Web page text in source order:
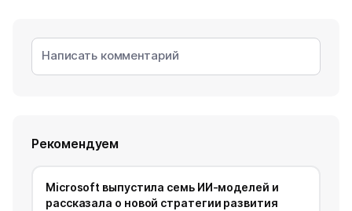
Рекомендуем
Microsoft выпустила семь ИИ-моделей и
рассказала о новой стратегии развития